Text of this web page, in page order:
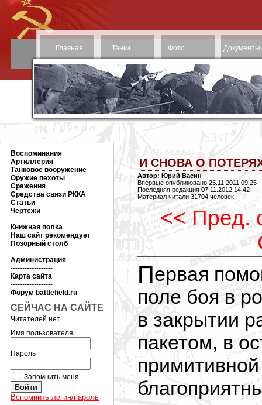
Главная Танки Фото Документы
Воспоминания
Артиллерия
Танковое вооружение
Оружие пехоты
Сражения
Средства связи РККА
Статьи
Чертежи
------------------
Книжная полка
Наш сайт рекомендует
Позорный столб
------------------
Администрация
------------------
Карта сайта
------------------
Форум battlefield.ru
СЕЙЧАС НА САЙТЕ
Читателей нет
Имя пользователя
Пароль
Запомнить меня
Вспомнить логин/пароль
И СНОВА О ПОТЕРЯХ
Автор: Юрий Васин
Впервые опубликовано 25.11.2011 09:25
Последняя редакция 07.11.2012 14:42
Материал читали 31704 человек
<< Пред.
Первая помощь раненому оказывается на
поле боя в
в закрытии
пакетом, в